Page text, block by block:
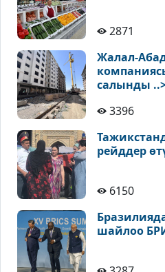
2871
Жалал-
салынды
3396
рейддер
6150
шайлоо